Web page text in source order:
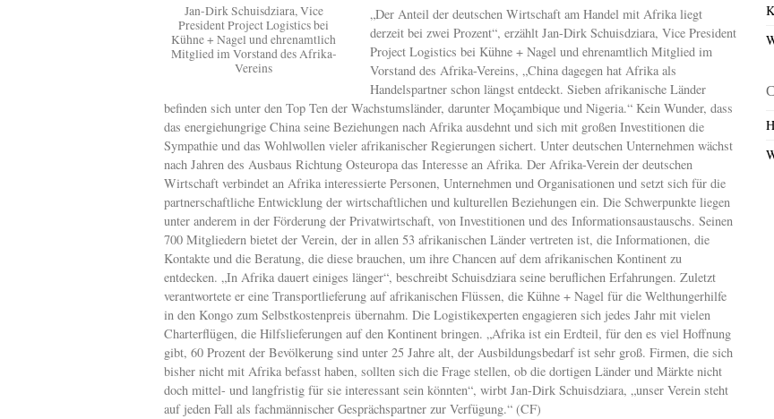
Jan-Dirk Schuisdziara, Vice
President Project Logistics bei
Kühne + Nagel und ehrenamtlich
Mitglied im Vorstand des Afrika-
Vereins
„Der Anteil der deutschen Wirtschaft am Handel mit Afrika liegt
derzeit bei zwei Prozent“, erzählt Jan-Dirk Schuisdziara, Vice President
Project Logistics bei Kühne + Nagel und ehrenamtlich Mitglied im
Vorstand des Afrika-Vereins, „China dagegen hat Afrika als
Handelspartner schon längst entdeckt. Sieben afrikanische Länder
befinden sich unter den Top Ten der Wachstumsländer, darunter Moçambique und Nigeria.“ Kein Wunder, dass
das energiehungrige China seine Beziehungen nach Afrika ausdehnt und sich mit großen Investitionen die
Sympathie und das Wohlwollen vieler afrikanischer Regierungen sichert. Unter deutschen Unternehmen wächst
nach Jahren des Ausbaus Richtung Osteuropa das Interesse an Afrika. Der Afrika-Verein der deutschen
Wirtschaft verbindet an Afrika interessierte Personen, Unternehmen und Organisationen und setzt sich für die
partnerschaftliche Entwicklung der wirtschaftlichen und kulturellen Beziehungen ein. Die Schwerpunkte liegen
unter anderem in der Förderung der Privatwirtschaft, von Investitionen und des Informationsaustauschs. Seinen
700 Mitgliedern bietet der Verein, der in allen 53 afrikanischen Länder vertreten ist, die Informationen, die
Kontakte und die Beratung, die diese brauchen, um ihre Chancen auf dem afrikanischen Kontinent zu
entdecken. „In Afrika dauert einiges länger“, beschreibt Schuisdziara seine beruflichen Erfahrungen. Zuletzt
verantwortete er eine Transportlieferung auf afrikanischen Flüssen, die Kühne + Nagel für die Welthungerhilfe
in den Kongo zum Selbstkostenpreis übernahm. Die Logistikexperten engagieren sich jedes Jahr mit vielen
Charterflügen, die Hilfslieferungen auf den Kontinent bringen. „Afrika ist ein Erdteil, für den es viel Hoffnung
gibt, 60 Prozent der Bevölkerung sind unter 25 Jahre alt, der Ausbildungsbedarf ist sehr groß. Firmen, die sich
bisher nicht mit Afrika befasst haben, sollten sich die Frage stellen, ob die dortigen Länder und Märkte nicht
doch mittel- und langfristig für sie interessant sein könnten“, wirbt Jan-Dirk Schuisdziara, „unser Verein steht
auf jeden Fall als fachmännischer Gesprächspartner zur Verfügung.“ (CF)